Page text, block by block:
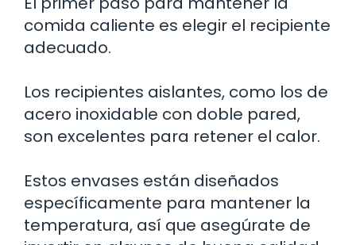
comida caliente es elegir el recipiente
adecuado.
Los recipientes aislantes, como los de
acero inoxidable con doble pared,
son excelentes para retener el calor.
Estos envases están diseñados
específicamente para mantener la
temperatura, así que asegúrate de